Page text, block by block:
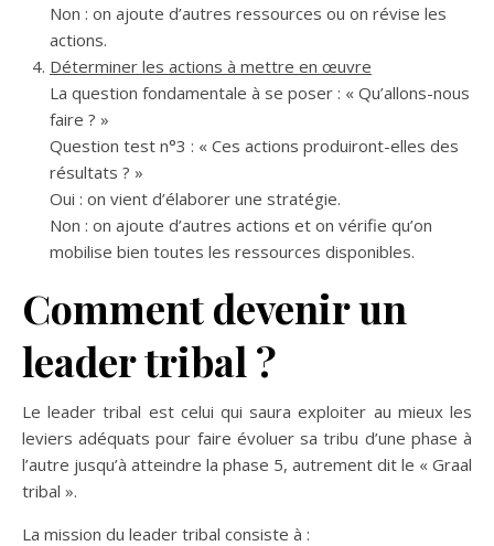
Non : on ajoute d’autres ressources ou on révise les
actions.
Déterminer les actions à mettre en œuvre
La question fondamentale à se poser : « Qu’allons-nous
faire ? »
Question test n°3 : « Ces actions produiront-elles des
résultats ? »
Oui : on vient d’élaborer une stratégie.
Non : on ajoute d’autres actions et on vérifie qu’on
mobilise bien toutes les ressources disponibles.
Comment devenir un
leader tribal ?
Le leader tribal est celui qui saura exploiter au mieux les
leviers adéquats pour faire évoluer sa tribu d’une phase à
l’autre jusqu’à atteindre la phase 5, autrement dit le « Graal
tribal ».
La mission du leader tribal consiste à :